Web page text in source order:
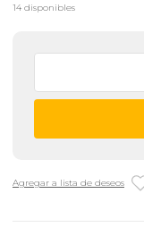
14 disponibles
Chata
Pro
-
Agregar a lista de deseos